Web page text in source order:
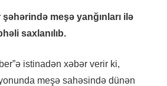
meşə yanğınları ilə
saxlanılıb.
istinadən xəbər verir ki,
meşə sahəsində dünən